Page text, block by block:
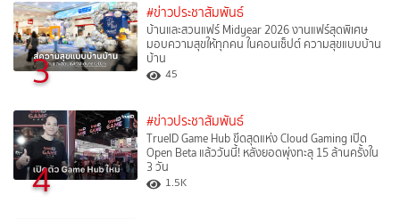
3
#ข่าวประชาสัมพันธ์
บ้านและสวนแฟร์ Midyear 2026 งานแฟร์สุดพิเศษ
มอบความสุขให้ทุกคน ในคอนเซ็ปต์ ความสุขแบบบ้าน
บ้าน
45
4
#ข่าวประชาสัมพันธ์
TrueID Game Hub ขีดสุดแห่ง Cloud Gaming เปิด
Open Beta แล้ววันนี้! หลังยอดพุ่งทะลุ 15 ล้านครั้งใน
3 วัน
1.5K